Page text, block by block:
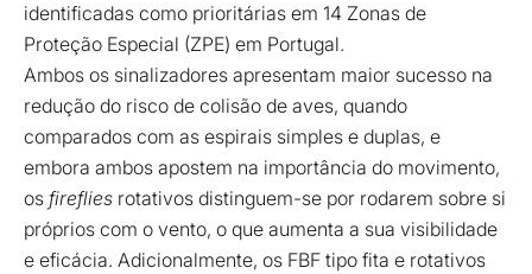
identificadas como prioritárias em 14 Zonas de
Proteção Especial (ZPE) em Portugal.
Ambos os sinalizadores apresentam maior sucesso na
redução do risco de colisão de aves, quando
comparados com as espirais simples e duplas, e
embora ambos apostem na importância do movimento,
os fireflies rotativos distinguem-se por rodarem sobre si
próprios com o vento, o que aumenta a sua visibilidade
e eficácia. Adicionalmente, os FBF tipo fita e rotativos